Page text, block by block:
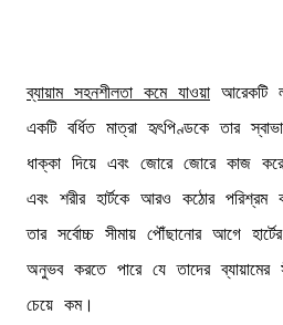
ব্যায়াম সহনশীলতা কমে যাওয়া আরেকটি
একটি বর্ধিত মাত্রা হৃৎপিণ্ডকে তার
ধাক্কা দিয়ে এবং জোরে জোরে কাজ
এবং শরীর হার্টকে আরও কঠোর
তার সর্বোচ্চ সীমায় পৌঁছানোর আগে
অনুভব করতে পারে যে তাদের ব্যায়ামের
চেয়ে কম।